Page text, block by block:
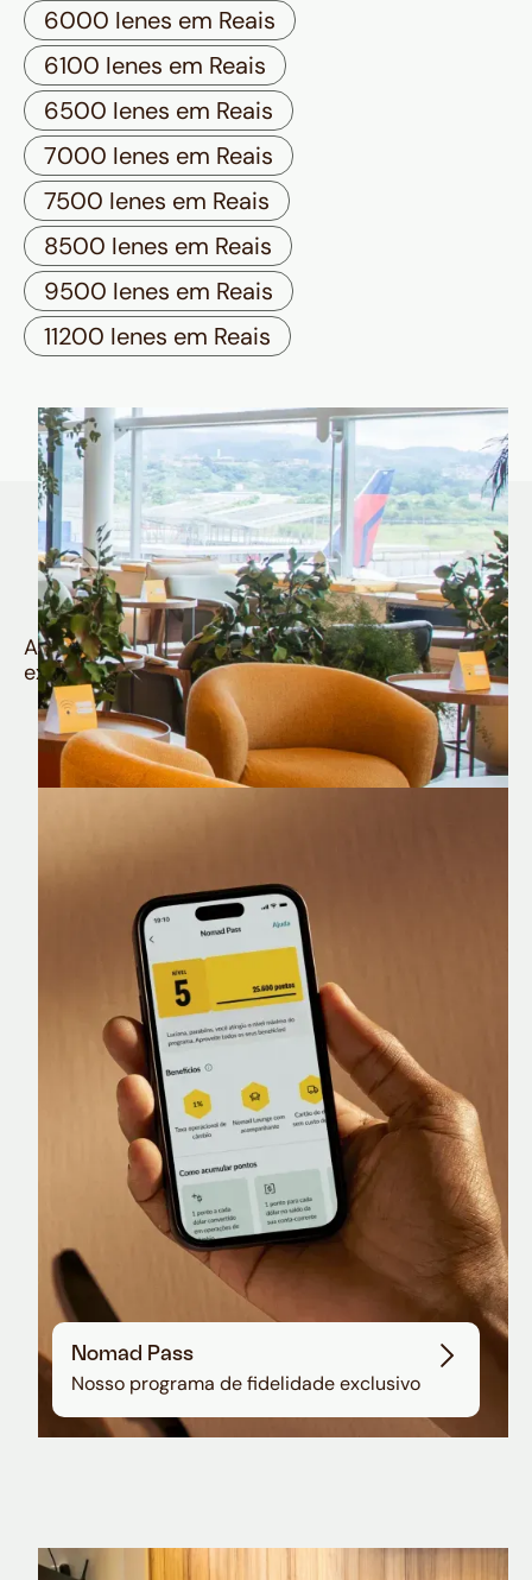
6000 Ienes em Reais
6100 Ienes em Reais
6500 Ienes em Reais
7000 Ienes em Reais
7500 Ienes em Reais
8500 Ienes em Reais
9500 Ienes em Reais
11200 Ienes em Reais
Quem é Nomad tem
muito mais
Aproveite todos os benefícios e vantagens
exclusivas da sua Conta Internacional
Nomad Lounge
Sala VIP no Aeroporto de Guarulhos
Nomad Pass
Nosso programa de fidelidade exclusivo